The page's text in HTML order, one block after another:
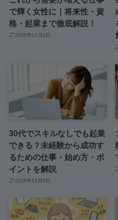
で輝く女性に｜将来性・資
格・起業まで徹底解説！
2025年12月2日
30代でスキルなしでも起業
できる？未経験から成功す
るための仕事・始め方・ポ
イントを解説
2025年11月2日